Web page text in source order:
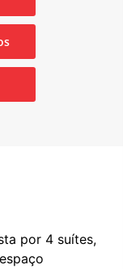
por 4 suítes,